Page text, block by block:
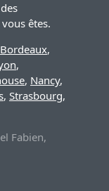
êtes.
Bordeaux,
,
, Nancy,
, Strasbourg,
Fabien,